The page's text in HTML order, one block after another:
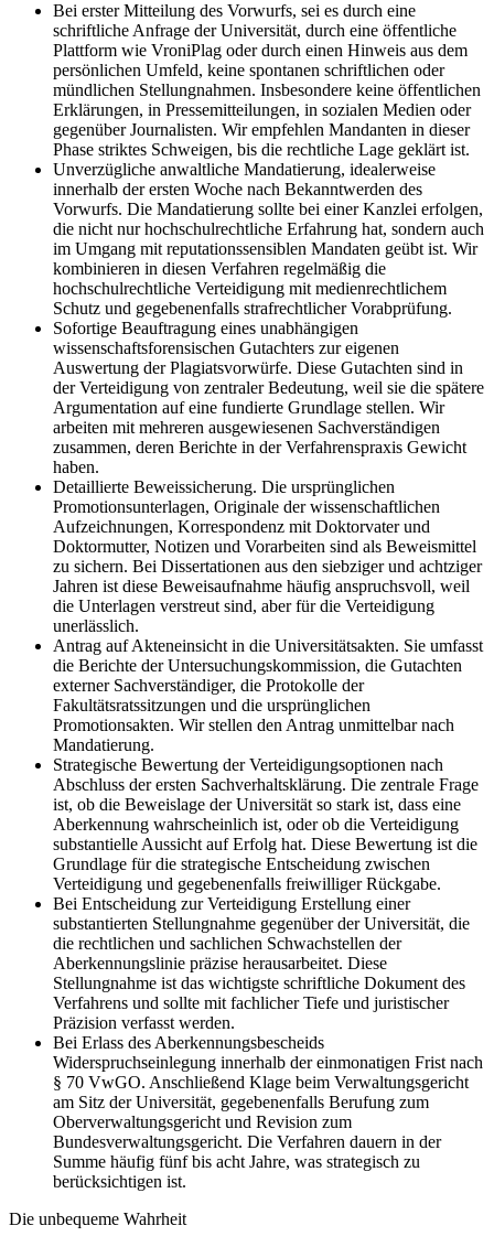
Bei erster Mitteilung des Vorwurfs, sei es durch eine
schriftliche Anfrage der Universität, durch eine öffentliche
Plattform wie VroniPlag oder durch einen Hinweis aus dem
persönlichen Umfeld, keine spontanen schriftlichen oder
mündlichen Stellungnahmen. Insbesondere keine öffentlichen
Erklärungen, in Pressemitteilungen, in sozialen Medien oder
gegenüber Journalisten. Wir empfehlen Mandanten in dieser
Phase striktes Schweigen, bis die rechtliche Lage geklärt ist.
Unverzügliche anwaltliche Mandatierung, idealerweise
innerhalb der ersten Woche nach Bekanntwerden des
Vorwurfs. Die Mandatierung sollte bei einer Kanzlei erfolgen,
die nicht nur hochschulrechtliche Erfahrung hat, sondern auch
im Umgang mit reputationssensiblen Mandaten geübt ist. Wir
kombinieren in diesen Verfahren regelmäßig die
hochschulrechtliche Verteidigung mit medienrechtlichem
Schutz und gegebenenfalls strafrechtlicher Vorabprüfung.
Sofortige Beauftragung eines unabhängigen
wissenschaftsforensischen Gutachters zur eigenen
Auswertung der Plagiatsvorwürfe. Diese Gutachten sind in
der Verteidigung von zentraler Bedeutung, weil sie die spätere
Argumentation auf eine fundierte Grundlage stellen. Wir
arbeiten mit mehreren ausgewiesenen Sachverständigen
zusammen, deren Berichte in der Verfahrenspraxis Gewicht
haben.
Detaillierte Beweissicherung. Die ursprünglichen
Promotionsunterlagen, Originale der wissenschaftlichen
Aufzeichnungen, Korrespondenz mit Doktorvater und
Doktormutter, Notizen und Vorarbeiten sind als Beweismittel
zu sichern. Bei Dissertationen aus den siebziger und achtziger
Jahren ist diese Beweisaufnahme häufig anspruchsvoll, weil
die Unterlagen verstreut sind, aber für die Verteidigung
unerlässlich.
Antrag auf Akteneinsicht in die Universitätsakten. Sie umfasst
die Berichte der Untersuchungskommission, die Gutachten
externer Sachverständiger, die Protokolle der
Fakultätsratssitzungen und die ursprünglichen
Promotionsakten. Wir stellen den Antrag unmittelbar nach
Mandatierung.
Strategische Bewertung der Verteidigungsoptionen nach
Abschluss der ersten Sachverhaltsklärung. Die zentrale Frage
ist, ob die Beweislage der Universität so stark ist, dass eine
Aberkennung wahrscheinlich ist, oder ob die Verteidigung
substantielle Aussicht auf Erfolg hat. Diese Bewertung ist die
Grundlage für die strategische Entscheidung zwischen
Verteidigung und gegebenenfalls freiwilliger Rückgabe.
Bei Entscheidung zur Verteidigung Erstellung einer
substantierten Stellungnahme gegenüber der Universität, die
die rechtlichen und sachlichen Schwachstellen der
Aberkennungslinie präzise herausarbeitet. Diese
Stellungnahme ist das wichtigste schriftliche Dokument des
Verfahrens und sollte mit fachlicher Tiefe und juristischer
Präzision verfasst werden.
Bei Erlass des Aberkennungsbescheids
Widerspruchseinlegung innerhalb der einmonatigen Frist nach
§ 70 VwGO. Anschließend Klage beim Verwaltungsgericht
am Sitz der Universität, gegebenenfalls Berufung zum
Oberverwaltungsgericht und Revision zum
Bundesverwaltungsgericht. Die Verfahren dauern in der
Summe häufig fünf bis acht Jahre, was strategisch zu
berücksichtigen ist.
Die unbequeme Wahrheit